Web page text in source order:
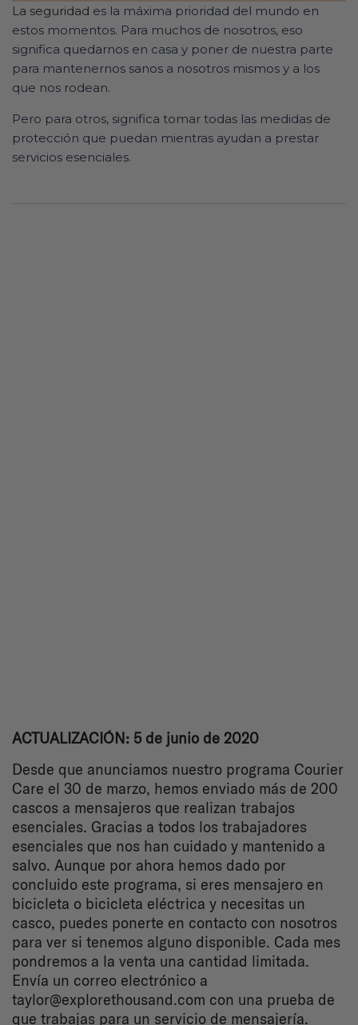
La seguridad es la máxima prioridad del mundo en
estos momentos. Para muchos de nosotros, eso
significa quedarnos en casa y poner de nuestra parte
para mantenernos sanos a nosotros mismos y a los
que nos rodean.
Pero para otros, significa tomar todas las medidas de
protección que puedan mientras ayudan a prestar
servicios esenciales.
ACTUALIZACIÓN: 5 de junio de 2020
Desde que anunciamos nuestro programa Courier
Care el 30 de marzo, hemos enviado más de 200
cascos a mensajeros que realizan trabajos
esenciales. Gracias a todos los trabajadores
esenciales que nos han cuidado y mantenido a
salvo. Aunque por ahora hemos dado por
concluido este programa, si eres mensajero en
bicicleta o bicicleta eléctrica y necesitas un
casco, puedes ponerte en contacto con nosotros
para ver si tenemos alguno disponible. Cada mes
pondremos a la venta una cantidad limitada.
Envía un correo electrónico a
taylor@explorethousand.com con una prueba de
que trabajas para un servicio de mensajería.